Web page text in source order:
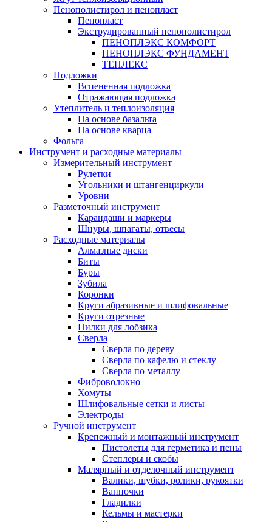
Пенополистирол и пенопласт
Пенопласт
Экструдированный пенополистирол
ПЕНОПЛЭКС КОМФОРТ
ПЕНОПЛЭКС ФУНДАМЕНТ
ТЕПЛЕКС
Подложки
Вспененная подложка
Отражающая подложка
Утеплитель и теплоизоляция
На основе базальта
На основе кварца
Фольга
Инструмент и расходные материалы
Измерительный инструмент
Рулетки
Угольники и штангенциркули
Уровни
Разметочный инструмент
Карандаши и маркеры
Шнуры, шпагаты, отвесы
Расходные материалы
Алмазные диски
Биты
Буры
Зубила
Коронки
Круги абразивные и шлифовальные
Круги отрезные
Пилки для лобзика
Сверла
Сверла по дереву
Сверла по кафелю и стеклу
Сверла по металлу
Фиброволокно
Хомуты
Шлифовальные сетки и листы
Электроды
Ручной инструмент
Крепежный и монтажный инструмент
Пистолеты для герметика и пены
Степлеры и скобы
Малярный и отделочный инструмент
Валики, шубки, ролики, рукоятки
Ванночки
Гладилки
Кельмы и мастерки